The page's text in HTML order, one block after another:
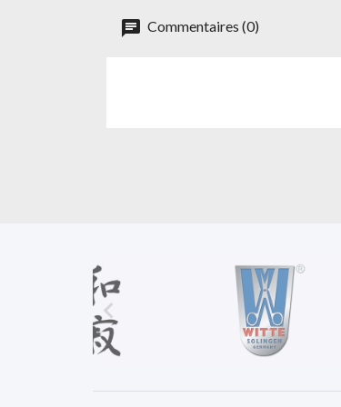
Commentaires (0)
